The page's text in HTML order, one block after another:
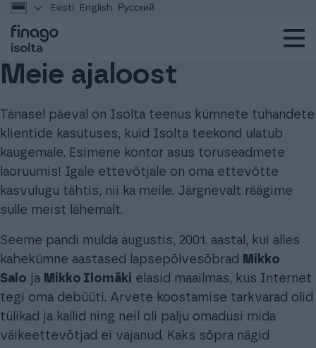
Eesti English Русский
Meie ajaloost
Tänasel päeval on Isolta teenus kümnete tuhandete
klientide kasutuses, kuid Isolta teekond ulatub
kaugemale. Esimene kontor asus toruseadmete
laoruumis! Igale ettevõtjale on oma ettevõtte
kasvulugu tähtis, nii ka meile. Järgnevalt räägime
sulle meist lähemalt.
Seeme pandi mulda augustis, 2001. aastal, kui alles
kahekümne aastased lapsepõlvesõbrad
Mikko
Salo ja Mikko Ilomäki elasid maailmas, kus Internet
tegi oma debüüti. Arvete koostamise tarkvarad olid
tülikad ja kallid ning neil oli palju omadusi mida
väikeettevõtjad ei vajanud. Kaks sõpra nägid